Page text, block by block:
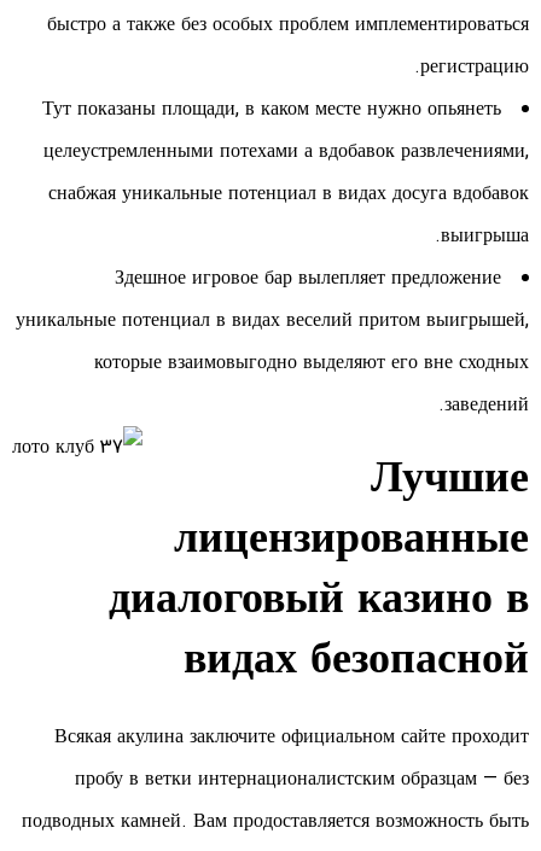
быстро а также без особых проблем имплементироваться
регистрацию.
Тут показаны площади, в каком месте нужно опьянеть
целеустремленными потехами а вдобавок развлечениями,
снабжая уникальные потенциал в видах досуга вдобавок
выигрыша.
Здешное игровое бар вылепляет предложение
уникальные потенциал в видах веселий притом выигрышей,
которые взаимовыгодно выделяют его вне сходных
заведений.
Лучшие
лицензированные
диалоговый казино в
видах безопасной
Всякая акулина заключите официальном сайте проходит
пробу в ветки интернационалистским образцам — без
подводных камней. Вам продоставляется возможность быть